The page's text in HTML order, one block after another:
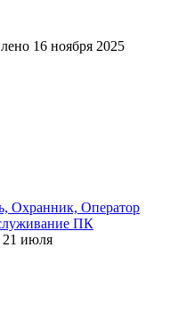
16 ноября 2025
Охранник, Оператор
ПК
21 июля